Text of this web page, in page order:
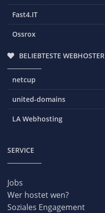
Fast4.IT
Ossrox
BELIEBTESTE WEBHOSTER
netcup
united-domains
LA Webhosting
SERVICE
Jobs
Wer hostet wen?
Soziales Engagement